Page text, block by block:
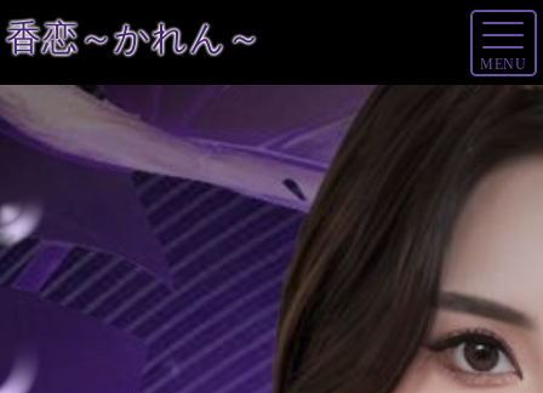
香恋～かれん～
MENU